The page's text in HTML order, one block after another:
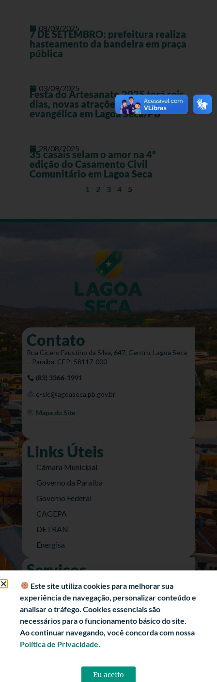
08/09/2025
7 DE SETEMBRO: prefeitura realiza
hasteamento da bandeira em praça
pública
03/09/2025
Festa do Artesanato 2025 terá seis
dias, novas atrações e inclusão
evangélica em Lagoa Seca/PB
28/08/2025
35 casais selam o amor na 4º
edição do Casamento Civil
Comunitário em Lagoa Seca
1 2 3 4 5
Contato
Rua Cícero Faustino da Silva, 647, Centro, Lagoa Seca
– Paraíba. CEP: 58117-000
(83) 3366-1991
e-sic@lagoaseca.pb.gov.br
Mapa do Site
Links Úteis
Câmara Municipal
Governo da Paraíba
Governo Federal
CAGEPA
DETRAN
Energisa
Serviços
Nota Fiscal Eletrônica
e-SIC (Acesso a Informação)
Transparência Fiscal
História
Informações Turísticas
Este site utiliza cookies para melhorar sua
experiência de navegação, personalizar conteúdo e
analisar o tráfego. Cookies essenciais são
necessários para o funcionamento básico do site.
Ao continuar navegando, você concorda com nossa
Política de Privacidade.
Eu aceito